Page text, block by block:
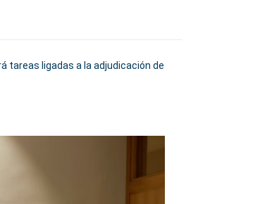
tareas ligadas a la adjudicación de